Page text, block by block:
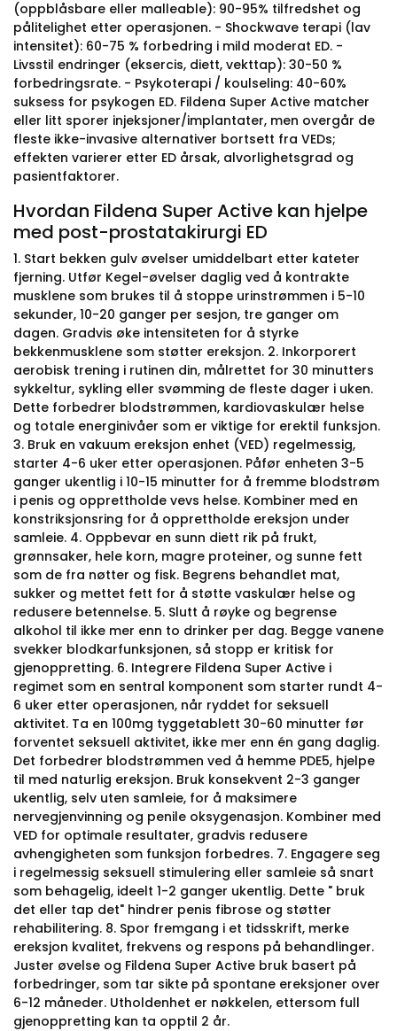
(oppblåsbare eller malleable): 90-95% tilfredshet og
pålitelighet etter operasjonen. - Shockwave terapi (lav
intensitet): 60-75 % forbedring i mild moderat ED. -
Livsstil endringer (eksercis, diett, vekttap): 30-50 %
forbedringsrate. - Psykoterapi / koulseling: 40-60%
suksess for psykogen ED. Fildena Super Active matcher
eller litt sporer injeksjoner/implantater, men overgår de
fleste ikke-invasive alternativer bortsett fra VEDs;
effekten varierer etter ED årsak, alvorlighetsgrad og
pasientfaktorer.
Hvordan Fildena Super Active kan hjelpe
med post-prostatakirurgi ED
1. Start bekken gulv øvelser umiddelbart etter kateter
fjerning. Utfør Kegel-øvelser daglig ved å kontrakte
musklene som brukes til å stoppe urinstrømmen i 5-10
sekunder, 10-20 ganger per sesjon, tre ganger om
dagen. Gradvis øke intensiteten for å styrke
bekkenmusklene som støtter ereksjon. 2. Inkorporert
aerobisk trening i rutinen din, målrettet for 30 minutters
sykkeltur, sykling eller svømming de fleste dager i uken.
Dette forbedrer blodstrømmen, kardiovaskulær helse
og totale energinivåer som er viktige for erektil funksjon.
3. Bruk en vakuum ereksjon enhet (VED) regelmessig,
starter 4-6 uker etter operasjonen. Påfør enheten 3-5
ganger ukentlig i 10-15 minutter for å fremme blodstrøm
i penis og opprettholde vevs helse. Kombiner med en
konstriksjonsring for å opprettholde ereksjon under
samleie. 4. Oppbevar en sunn diett rik på frukt,
grønnsaker, hele korn, magre proteiner, og sunne fett
som de fra nøtter og fisk. Begrens behandlet mat,
sukker og mettet fett for å støtte vaskulær helse og
redusere betennelse. 5. Slutt å røyke og begrense
alkohol til ikke mer enn to drinker per dag. Begge vanene
svekker blodkarfunksjonen, så stopp er kritisk for
gjenoppretting. 6. Integrere Fildena Super Active i
regimet som en sentral komponent som starter rundt 4-
6 uker etter operasjonen, når ryddet for seksuell
aktivitet. Ta en 100mg tyggetablett 30-60 minutter før
forventet seksuell aktivitet, ikke mer enn én gang daglig.
Det forbedrer blodstrømmen ved å hemme PDE5, hjelpe
til med naturlig ereksjon. Bruk konsekvent 2-3 ganger
ukentlig, selv uten samleie, for å maksimere
nervegjenvinning og penile oksygenasjon. Kombiner med
VED for optimale resultater, gradvis redusere
avhengigheten som funksjon forbedres. 7. Engagere seg
i regelmessig seksuell stimulering eller samleie så snart
som behagelig, ideelt 1-2 ganger ukentlig. Dette " bruk
det eller tap det" hindrer penis fibrose og støtter
rehabilitering. 8. Spor fremgang i et tidsskrift, merke
ereksjon kvalitet, frekvens og respons på behandlinger.
Juster øvelse og Fildena Super Active bruk basert på
forbedringer, som tar sikte på spontane ereksjoner over
6-12 måneder. Utholdenhet er nøkkelen, ettersom full
gjenoppretting kan ta opptil 2 år.